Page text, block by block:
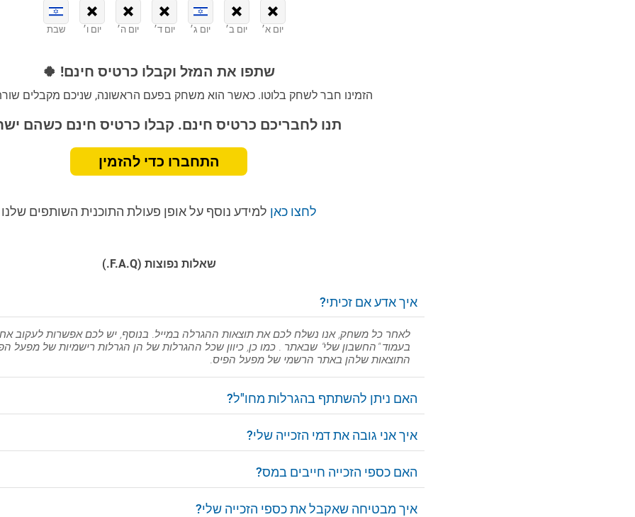
יום א׳ יום ב׳ יום ג׳ יום ד׳ יום ה׳ יום ו׳ שבת
שתפו את המזל וקבלו כרטיס חינם! 🍀
הזמינו חבר לשחק בלוטו. כאשר הוא משחק בפעם הראשונה, שניכם מקבלים
תנו לחבריכם כרטיס חינם. קבלו כרטיס חינם כשהם
התחברו כדי להזמין
לחצו כאן למידע נוסף על אופן פעולת התוכנית השותפים שלנו
שאלות נפוצות (F.A.Q.)
איך אדע אם זכיתי?
לאחר כל משחק, אנו נשלח לכם את תוצאות ההגרלה במייל. בנוסף, יש לכם אפשרות לעקוב
בעמוד "החשבון שלי" שבאתר . כמו כן, כיוון שכל ההגרלות של הן הגרלות רישמיות של מפעל
התוצאות שלהן באתר הרשמי של מפעל הפיס.
האם ניתן להשתתף בהגרלות מחו"ל?
איך אני גובה את דמי הזכייה שלי?
האם כספי הזכייה חייבים במס?
איך מבטיחה שאקבל את כספי הזכייה שלי?